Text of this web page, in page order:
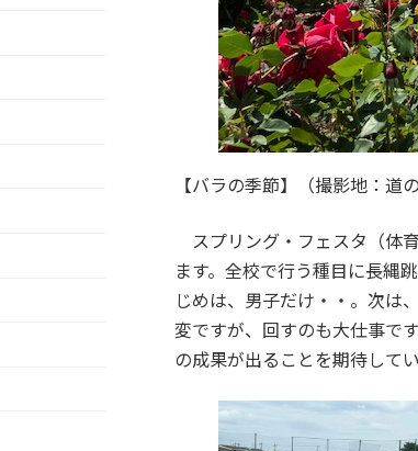
【バラの季節】（撮影地：道
スプリング・フェスタ（体
ます。全校で行う種目に長縄
じめは、男子だけ・・。次は
変ですが、回すのも大仕事で
の成果が出ることを期待してい